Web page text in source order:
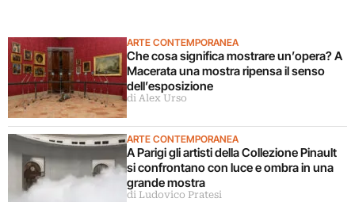
ARTE CONTEMPORANEA
Che cosa significa mostrare un’opera? A
Macerata una mostra ripensa il senso
dell’esposizione
di Alex Urso
ARTE CONTEMPORANEA
A Parigi gli artisti della Collezione Pinault
si confrontano con luce e ombra in una
grande mostra
di Ludovico Pratesi